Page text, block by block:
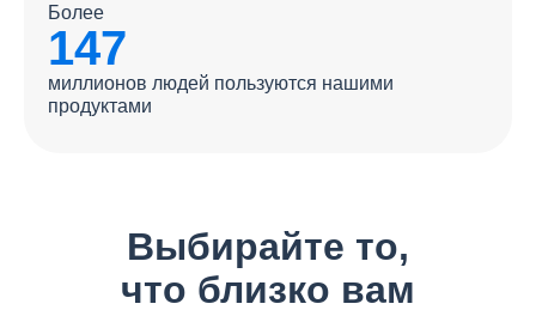
Более
147
миллионов людей пользуются нашими
продуктами
Выбирайте то,
что близко вам